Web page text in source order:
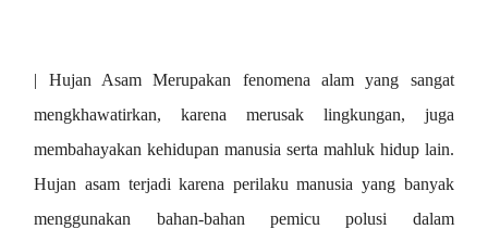
| Hujan Asam Merupakan fenomena alam yang sangat
mengkhawatirkan, karena merusak lingkungan, juga
membahayakan kehidupan manusia serta mahluk hidup lain.
Hujan asam terjadi karena perilaku manusia yang banyak
menggunakan bahan-bahan pemicu polusi dalam